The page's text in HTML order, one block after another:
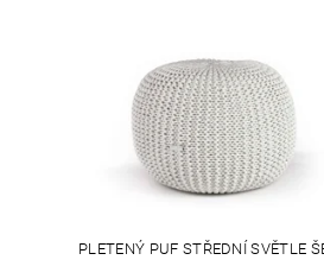
PLETENÝ PUF STŘEDNÍ SVĚTLE